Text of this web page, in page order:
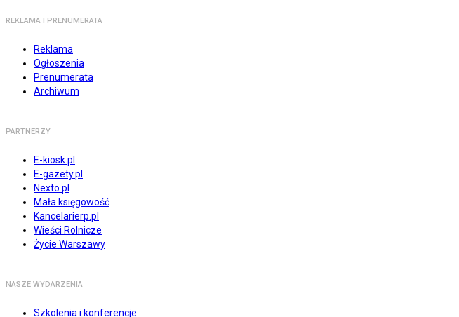
REKLAMA I PRENUMERATA
Reklama
Ogłoszenia
Prenumerata
Archiwum
PARTNERZY
E-kiosk.pl
E-gazety.pl
Nexto.pl
Mała księgowość
Kancelarierp.pl
Wieści Rolnicze
Życie Warszawy
NASZE WYDARZENIA
Szkolenia i konferencje